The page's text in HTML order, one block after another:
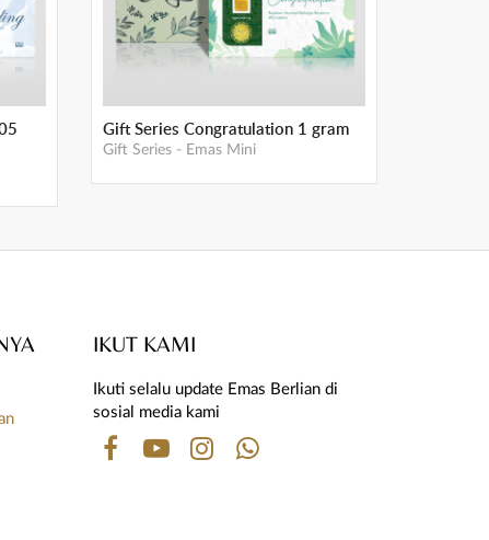
Gift Series Congratulation 1 gram
Gift Series - Emas Mini
IKUT KAMI
Ikuti selalu update Emas Berlian di
sosial media kami